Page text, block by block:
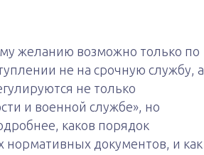
желанию возможно только по
не на срочную службу, а
не только
и военной службе», но
каков порядок
нормативных документов, и как